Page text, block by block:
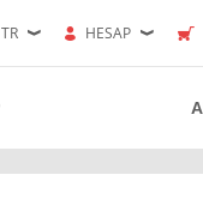
HESAP
TR